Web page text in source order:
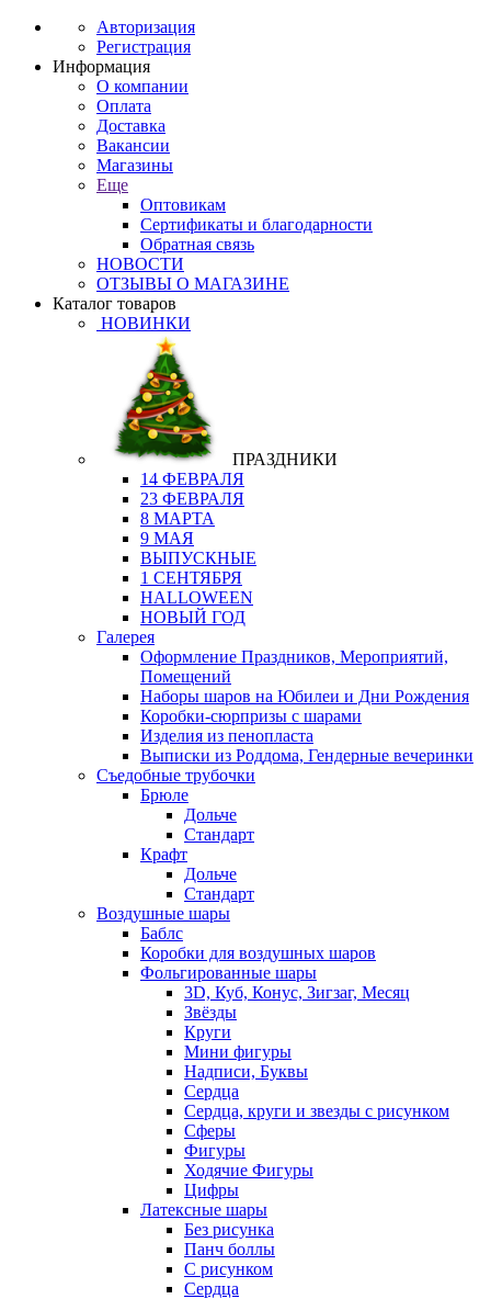
Авторизация
Регистрация
Информация
О компании
Оплата
Доставка
Вакансии
Магазины
Еще
Оптовикам
Сертификаты и благодарности
Обратная связь
НОВОСТИ
ОТЗЫВЫ О МАГАЗИНЕ
Каталог товаров
НОВИНКИ
ПРАЗДНИКИ
14 ФЕВРАЛЯ
23 ФЕВРАЛЯ
8 МАРТА
9 МАЯ
ВЫПУСКНЫЕ
1 СЕНТЯБРЯ
HALLOWEEN
НОВЫЙ ГОД
Галерея
Оформление Праздников, Мероприятий,
Помещений
Наборы шаров на Юбилеи и Дни Рождения
Коробки-сюрпризы с шарами
Изделия из пенопласта
Выписки из Роддома, Гендерные вечеринки
Съедобные трубочки
Брюле
Дольче
Стандарт
Крафт
Дольче
Стандарт
Воздушные шары
Баблс
Коробки для воздушных шаров
Фольгированные шары
3D, Куб, Конус, Зигзаг, Месяц
Звёзды
Круги
Мини фигуры
Надписи, Буквы
Сердца
Сердца, круги и звезды с рисунком
Сферы
Фигуры
Ходячие Фигуры
Цифры
Латексные шары
Без рисунка
Панч боллы
С рисунком
Сердца